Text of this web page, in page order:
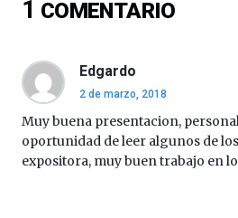
16
4
de
octubre.
iniciativa,
organizada
1 COMENTARIO
Edgardo
2 de marzo, 2018
Muy buena presentacion,
oportunidad de leer algunos de
expositora, muy buen trabajo en